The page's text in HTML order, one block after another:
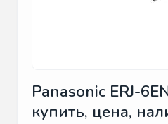
Panasonic ERJ-
купить, цена,